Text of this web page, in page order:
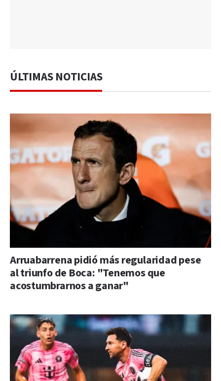
ÚLTIMAS NOTICIAS
Arruabarrena pidió más regularidad pese
al triunfo de Boca: "Tenemos que
acostumbrarnos a ganar"